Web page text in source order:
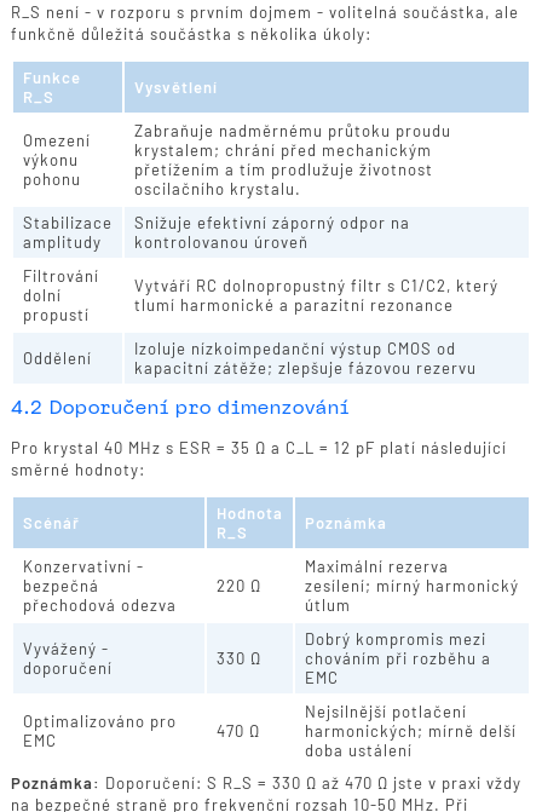
R_S není - v rozporu s prvním dojmem - volitelná součástka, ale
funkčně důležitá součástka s několika úkoly:
Funkce
R_S
Vysvětlení
Omezení
výkonu
pohonu
Zabraňuje nadměrnému průtoku proudu
krystalem; chrání před mechanickým
přetížením a tím prodlužuje životnost
oscilačního krystalu.
Stabilizace
amplitudy
Snižuje efektivní záporný odpor na
kontrolovanou úroveň
Filtrování
dolní
propustí
Vytváří RC dolnopropustný filtr s C1/C2, který
tlumí harmonické a parazitní rezonance
Oddělení
Izoluje nízkoimpedanční výstup CMOS od
kapacitní zátěže; zlepšuje fázovou rezervu
4.2 Doporučení pro dimenzování
Pro krystal 40 MHz s ESR = 35 Ω a C_L = 12 pF platí následující
směrné hodnoty:
Scénář
Hodnota
R_S
Poznámka
Konzervativní -
bezpečná
přechodová odezva
220 Ω
Maximální rezerva
zesílení; mírný harmonický
útlum
Vyvážený -
doporučení
330 Ω
Dobrý kompromis mezi
chováním při rozběhu a
EMC
Optimalizováno pro
EMC
470 Ω
Nejsilnější potlačení
harmonických; mírně delší
doba ustálení
Poznámka: Doporučení: S R_S = 330 Ω až 470 Ω jste v praxi vždy
na bezpečné straně pro frekvenční rozsah 10-50 MHz. Při